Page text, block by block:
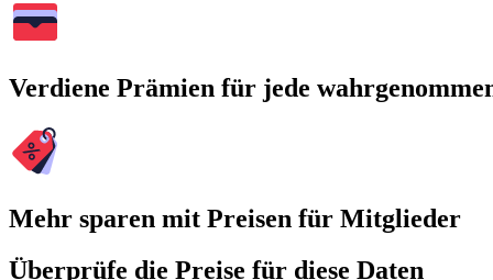
Verdiene Prämien für jede
Mehr sparen mit Preisen für Mitglieder
Überprüfe die Preise für diese Daten